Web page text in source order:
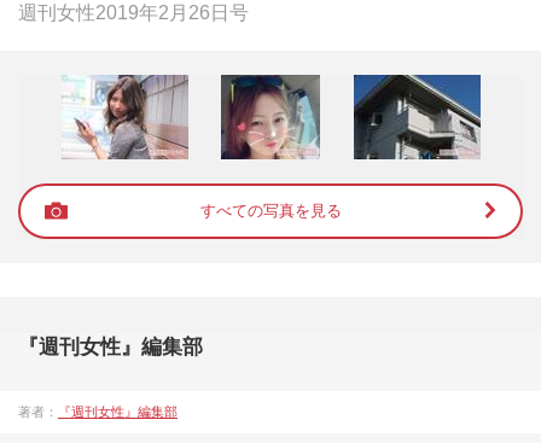
週刊女性2019年2月26日号
すべての写真を見る
『週刊女性』編集部
著者： 『週刊女性』編集部